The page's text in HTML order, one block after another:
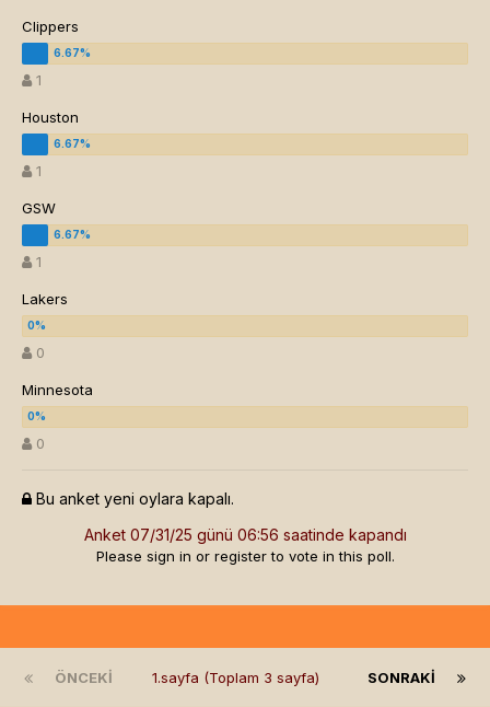
Clippers
1
Houston
1
GSW
1
Lakers
0
Minnesota
0
Bu anket yeni oylara kapalı.
Please sign in or registerto vote in this poll.
Anket 07/31/25 günü 06:56 saatinde kapandı
ÖNCEKI SONRAKI
1.sayfa (Toplam 3 sayfa)